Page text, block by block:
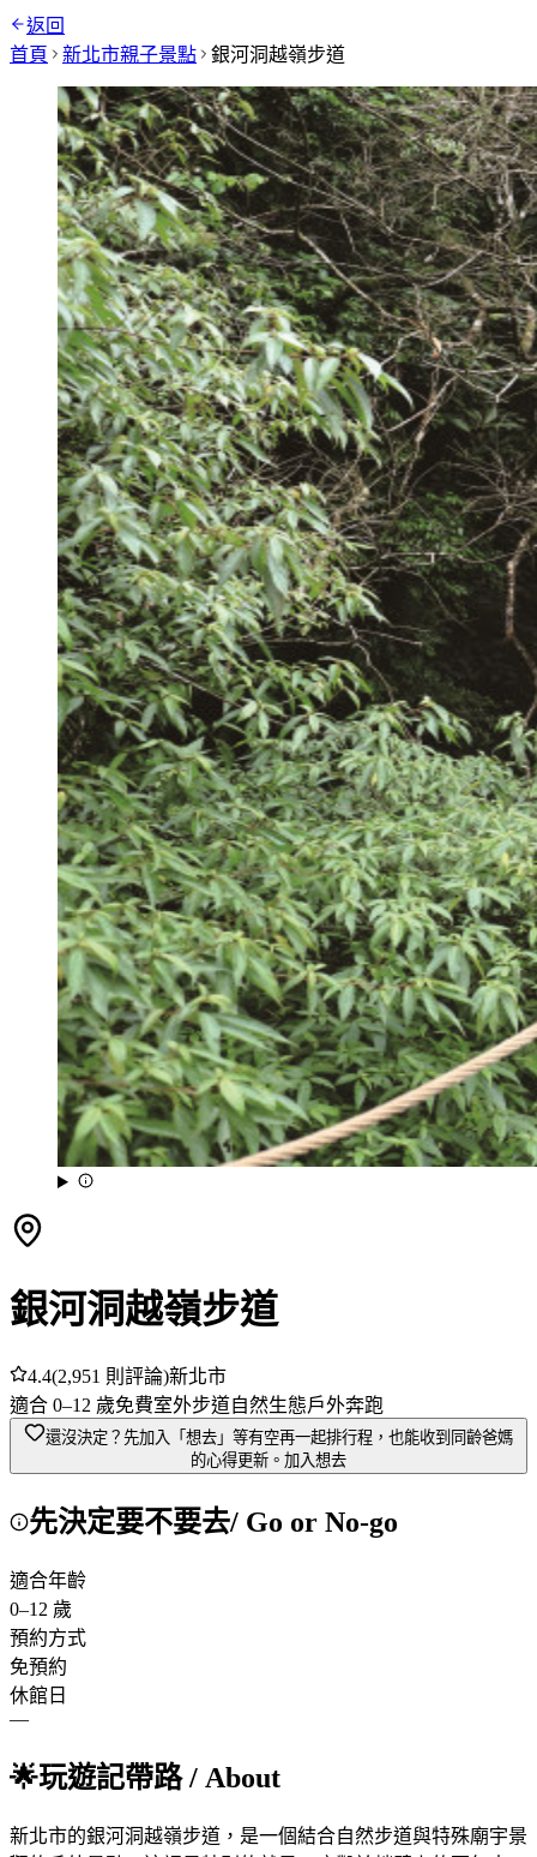
返回
首頁
新北市親子景點 銀河洞越嶺步道
銀河洞越嶺步道
4.4(2,951 則評論)新北市
適合 0–12 歲免費室外步道自然生態戶外奔跑
還沒決定？先加入「想去」 等有空再一起排行程，也能收到同齡爸媽
的心得更新。 加入想去
先決定要不要去/ Go or No-go
適合年齡
0–12 歲
預約方式
免預約
休館日
—
🌟玩遊記帶路/ About
新北市的銀河洞越嶺步道，是一個結合自然步道與特殊廟宇景